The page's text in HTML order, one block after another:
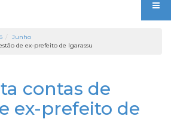
Junho
de ex-prefeito de Igarassu
contas de
ex-prefeito de